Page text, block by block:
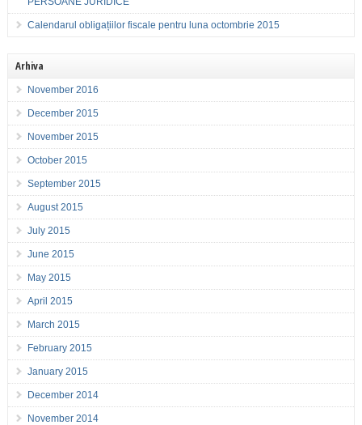
Calendarul obligațiilor fiscale pentru luna octombrie 2015
Arhiva
November 2016
December 2015
November 2015
October 2015
September 2015
August 2015
July 2015
June 2015
May 2015
April 2015
March 2015
February 2015
January 2015
December 2014
November 2014